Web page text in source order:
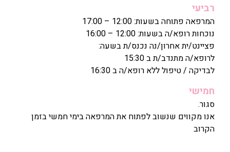
רביעי
המרפאה פתוחה בשעות: 12:00 – 17:00
נוכחות רופא/ה בשעות: 12:00 – 16:00
פציינט/ית אחרון/נה נכנס/ת בשעה:
לרופא/ה מתנדב/ת ב 15:30
לבדיקה / טיפול ללא רופא/ה ב 16:30
חמישי
סגור.
אנו מקווים שנשוב לפתוח את המרפאה בימי חמשי בזמן
הקרוב